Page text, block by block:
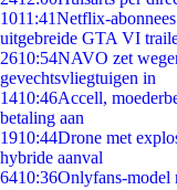
1011:41Netflix-
uitgebreide GTA VI
2610:54NAVO zet
gevechtsvliegtuigen in
1410:46Accell,
betaling aan
1910:44Drone met
hybride aanval
6410:36Onlyfans-model